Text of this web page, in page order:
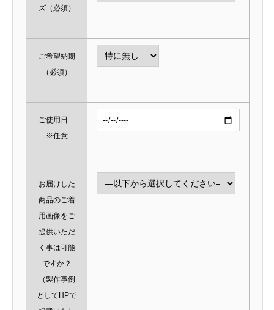
ズ（必須）
ご希望納期
（必須）
ご使用日
※任意
お届けした
商品のご着
用画像をご
提供いただ
く事は可能
ですか？
（製作事例
としてHPで